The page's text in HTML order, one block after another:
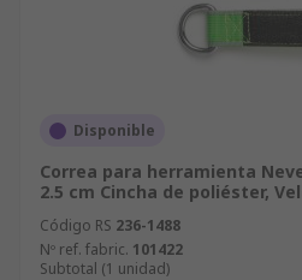
Disponible
Correa para herramienta
2.5 cm Cincha de poliéster,
Código RS 236-1488
Nº ref. fabric. 101422
Subtotal (1 unidad)